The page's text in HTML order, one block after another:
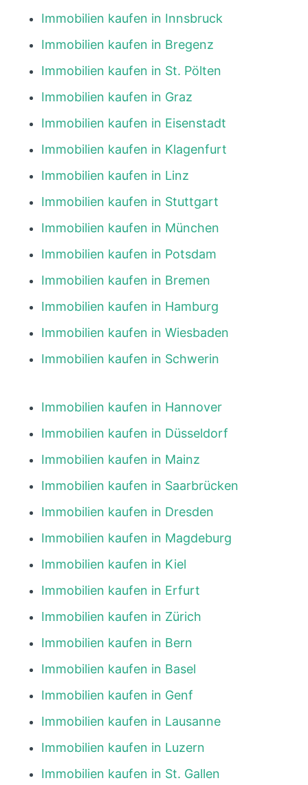
Immobilien kaufen in Innsbruck
Immobilien kaufen in Bregenz
Immobilien kaufen in St. Pölten
Immobilien kaufen in Graz
Immobilien kaufen in Eisenstadt
Immobilien kaufen in Klagenfurt
Immobilien kaufen in Linz
Immobilien kaufen in Stuttgart
Immobilien kaufen in München
Immobilien kaufen in Potsdam
Immobilien kaufen in Bremen
Immobilien kaufen in Hamburg
Immobilien kaufen in Wiesbaden
Immobilien kaufen in Schwerin
Immobilien kaufen in Hannover
Immobilien kaufen in Düsseldorf
Immobilien kaufen in Mainz
Immobilien kaufen in Saarbrücken
Immobilien kaufen in Dresden
Immobilien kaufen in Magdeburg
Immobilien kaufen in Kiel
Immobilien kaufen in Erfurt
Immobilien kaufen in Zürich
Immobilien kaufen in Bern
Immobilien kaufen in Basel
Immobilien kaufen in Genf
Immobilien kaufen in Lausanne
Immobilien kaufen in Luzern
Immobilien kaufen in St. Gallen